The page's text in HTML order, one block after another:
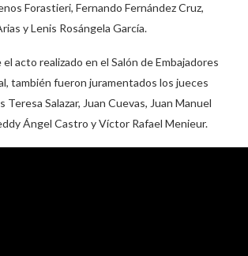
Forastieri, Fernando Fernández Cruz,
y Lenis Rosángela García.
acto realizado en el Salón de Embajadores
también fueron juramentados los jueces
Salazar, Juan Cuevas, Juan Manuel
Ángel Castro y Víctor Rafael Menieur.